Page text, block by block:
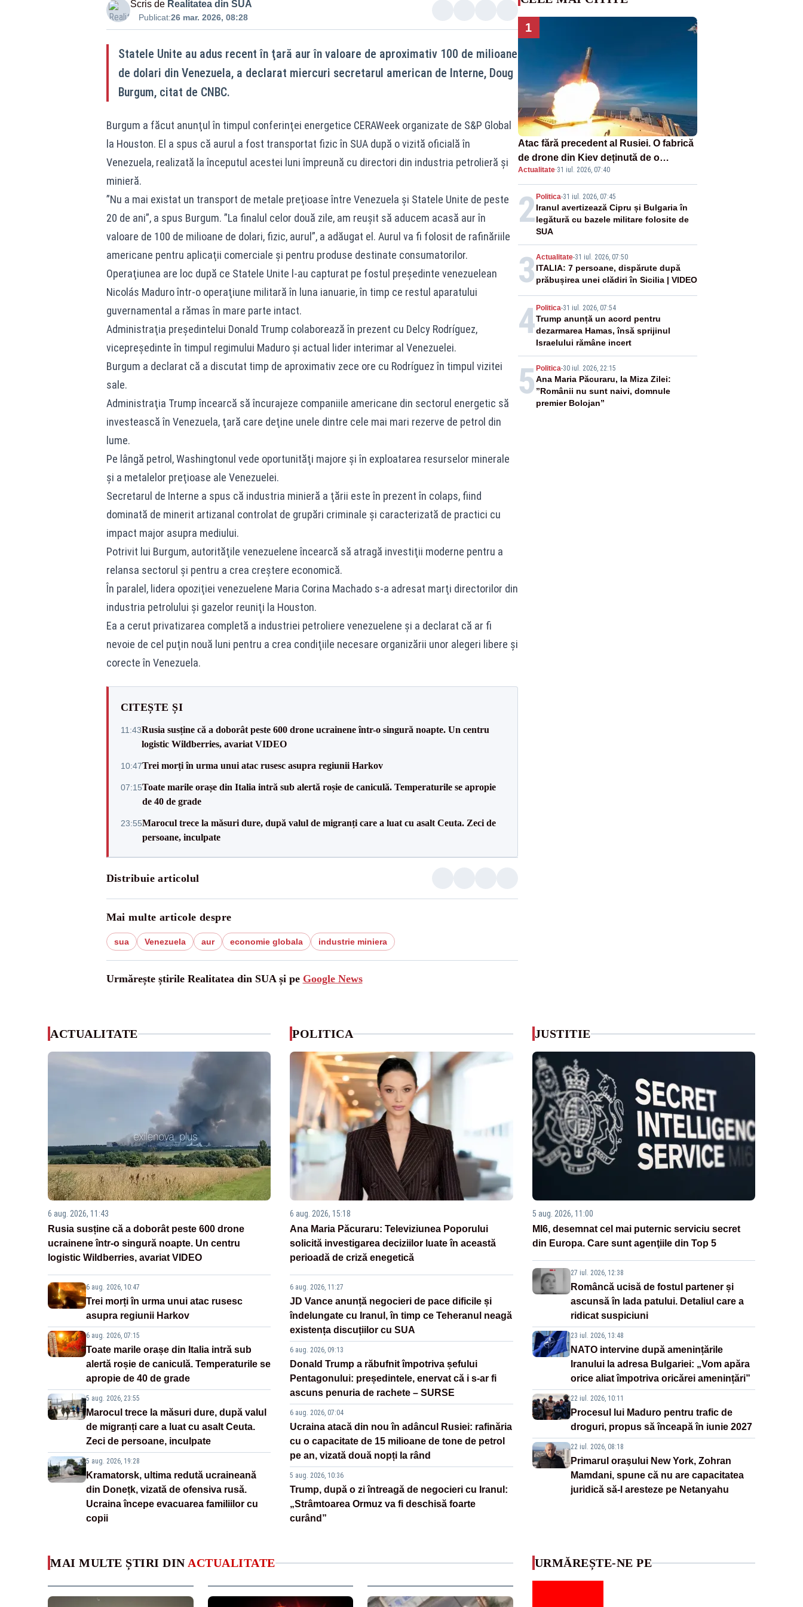
Scris de Realitatea din SUA
Publicat:26 mar. 2026, 08:28
Statele Unite au adus recent în ţară aur în valoare de aproximativ 100 de milioane
de dolari din Venezuela, a declarat miercuri secretarul american de Interne, Doug
Burgum, citat de CNBC.
Burgum a făcut anunţul în timpul conferinţei energetice CERAWeek organizate de S&P Global
la Houston. El a spus că aurul a fost transportat fizic în SUA după o vizită oficială în
Venezuela, realizată la începutul acestei luni împreună cu directori din industria petrolieră şi
minieră.
”Nu a mai existat un transport de metale preţioase între Venezuela şi Statele Unite de peste
20 de ani”, a spus Burgum. ”La finalul celor două zile, am reuşit să aducem acasă aur în
valoare de 100 de milioane de dolari, fizic, aurul”, a adăugat el. Aurul va fi folosit de rafinăriile
americane pentru aplicaţii comerciale şi pentru produse destinate consumatorilor.
Operaţiunea are loc după ce Statele Unite l-au capturat pe fostul preşedinte venezuelean
Nicolás Maduro într-o operaţiune militară în luna ianuarie, în timp ce restul aparatului
guvernamental a rămas în mare parte intact.
Administraţia preşedintelui Donald Trump colaborează în prezent cu Delcy Rodríguez,
vicepreşedinte în timpul regimului Maduro şi actual lider interimar al Venezuelei.
Burgum a declarat că a discutat timp de aproximativ zece ore cu Rodríguez în timpul vizitei
sale.
Administraţia Trump încearcă să încurajeze companiile americane din sectorul energetic să
investească în Venezuela, ţară care deţine unele dintre cele mai mari rezerve de petrol din
lume.
Pe lângă petrol, Washingtonul vede oportunităţi majore şi în exploatarea resurselor minerale
şi a metalelor preţioase ale Venezuelei.
Secretarul de Interne a spus că industria minieră a ţării este în prezent în colaps, fiind
dominată de minerit artizanal controlat de grupări criminale şi caracterizată de practici cu
impact major asupra mediului.
Potrivit lui Burgum, autorităţile venezuelene încearcă să atragă investiţii moderne pentru a
relansa sectorul şi pentru a crea creştere economică.
În paralel, lidera opoziţiei venezuelene Maria Corina Machado s-a adresat marţi directorilor din
industria petrolului şi gazelor reuniţi la Houston.
Ea a cerut privatizarea completă a industriei petroliere venezuelene şi a declarat că ar fi
nevoie de cel puţin nouă luni pentru a crea condiţiile necesare organizării unor alegeri libere şi
corecte în Venezuela.
CITEȘTE ȘI
11:43Rusia susține că a doborât peste 600 drone ucrainene într-o singură noapte. Un centru
logistic Wildberries, avariat VIDEO
10:47Trei morți în urma unui atac rusesc asupra regiunii Harkov
07:15Toate marile orașe din Italia intră sub alertă roșie de caniculă. Temperaturile se apropie
de 40 de grade
23:55Marocul trece la măsuri dure, după valul de migranți care a luat cu asalt Ceuta. Zeci de
persoane, inculpate
Distribuie articolul
Mai multe articole despre
sua Venezuela aur economie globala industrie miniera
Urmărește știrile Realitatea din SUA și pe Google News
1
Atac fără precedent al Rusiei. O fabrică
de drone din Kiev deținută de o
companie americană, distrusă de o
rachetă rusească
Actualitate·31 iul. 2026, 07:40
2 Politica-31 iul. 2026, 07:45
Iranul avertizează Cipru și Bulgaria în
legătură cu bazele militare folosite de
SUA
3 Actualitate-31 iul. 2026, 07:50
ITALIA: 7 persoane, dispărute după
prăbușirea unei clădiri în Sicilia | VIDEO
4 Politica-31 iul. 2026, 07:54
Trump anunță un acord pentru
dezarmarea Hamas, însă sprijinul
Israelului rămâne incert
5 Politica-30 iul. 2026, 22:15
Ana Maria Păcuraru, la Miza Zilei:
”Românii nu sunt naivi, domnule
premier Bolojan”
ACTUALITATE
6 aug. 2026, 11:43
Rusia susține că a doborât peste 600 drone
ucrainene într-o singură noapte. Un centru
logistic Wildberries, avariat VIDEO
6 aug. 2026, 10:47
Trei morți în urma unui atac rusesc
asupra regiunii Harkov
6 aug. 2026, 07:15
Toate marile orașe din Italia intră sub
alertă roșie de caniculă. Temperaturile se
apropie de 40 de grade
5 aug. 2026, 23:55
Marocul trece la măsuri dure, după valul
de migranți care a luat cu asalt Ceuta.
Zeci de persoane, inculpate
5 aug. 2026, 19:28
Kramatorsk, ultima redută ucraineană
din Donețk, vizată de ofensiva rusă.
Ucraina începe evacuarea familiilor cu
copii
POLITICA
6 aug. 2026, 15:18
Ana Maria Păcuraru: Televiziunea Poporului
solicită investigarea deciziilor luate în această
perioadă de criză enegetică
6 aug. 2026, 11:27
JD Vance anunță negocieri de pace dificile și
îndelungate cu Iranul, în timp ce Teheranul neagă
existența discuțiilor cu SUA
6 aug. 2026, 09:13
Donald Trump a răbufnit împotriva șefului
Pentagonului: președintele, enervat că i s-ar fi
ascuns penuria de rachete – SURSE
6 aug. 2026, 07:04
Ucraina atacă din nou în adâncul Rusiei: rafinăria
cu o capacitate de 15 milioane de tone de petrol
pe an, vizată două nopți la rând
5 aug. 2026, 10:36
Trump, după o zi întreagă de negocieri cu Iranul:
„Strâmtoarea Ormuz va fi deschisă foarte
curând”
JUSTITIE
5 aug. 2026, 11:00
MI6, desemnat cel mai puternic serviciu secret
din Europa. Care sunt agenţiile din Top 5
27 iul. 2026, 12:38
Româncă ucisă de fostul partener și
ascunsă în lada patului. Detaliul care a
ridicat suspiciuni
23 iul. 2026, 13:48
NATO intervine după amenințările
Iranului la adresa Bulgariei: „Vom apăra
orice aliat împotriva oricărei amenințări”
22 iul. 2026, 10:11
Procesul lui Maduro pentru trafic de
droguri, propus să înceapă în iunie 2027
22 iul. 2026, 08:18
Primarul oraşului New York, Zohran
Mamdani, spune că nu are capacitatea
juridică să-l aresteze pe Netanyahu
MAI MULTE ȘTIRI DIN ACTUALITATE URMĂREȘTE-NE PE